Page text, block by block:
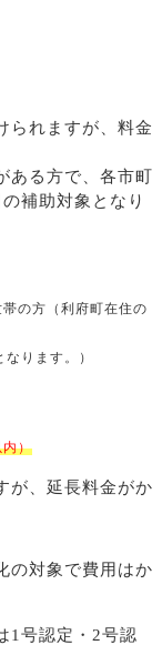
られますが、料金
ある方で、各市町
補助対象となり
の方（利府町在住の
ります。）
内）
が、延長料金がか
の対象で費用はか
1号認定・2号認